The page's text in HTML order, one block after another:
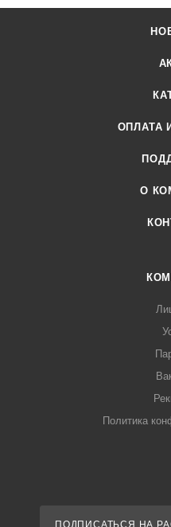
ОПЛАТА
О
Политика
ПОДПИСАТЬСЯ НА